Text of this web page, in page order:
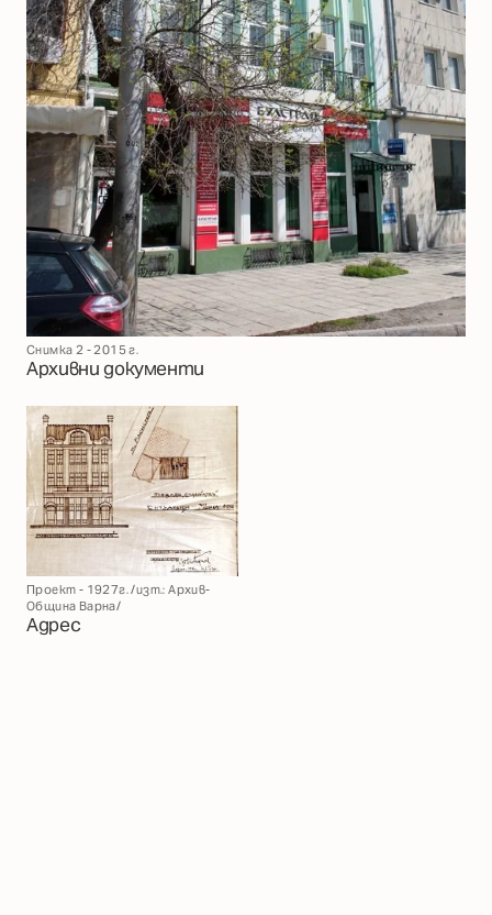
Снимка 2 - 2015 г.
Архивни документи
Проект - 1927г. /изт.: Архив-
Община Варна/
Адрес